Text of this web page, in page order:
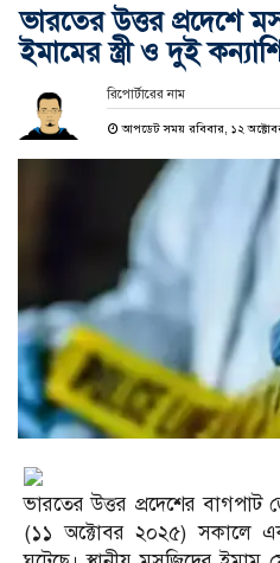
ভারতের উত্তর প্রদেশে
ইমামের স্ত্রী ও দুই
রিপোর্টারের নাম
আপডেট সময় রবিবার, ১২
ভারতের উত্তর প্রদেশের বাগপাট
(১১ অক্টোবর ২০২৫) সকালে এক